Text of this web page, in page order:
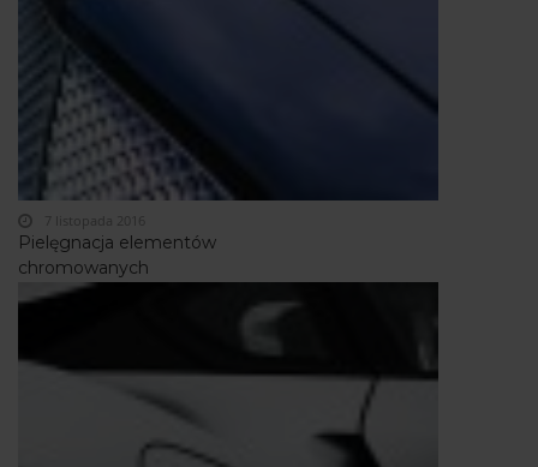
Pielęgnacja elementów
chromowanych
7 listopada 2016